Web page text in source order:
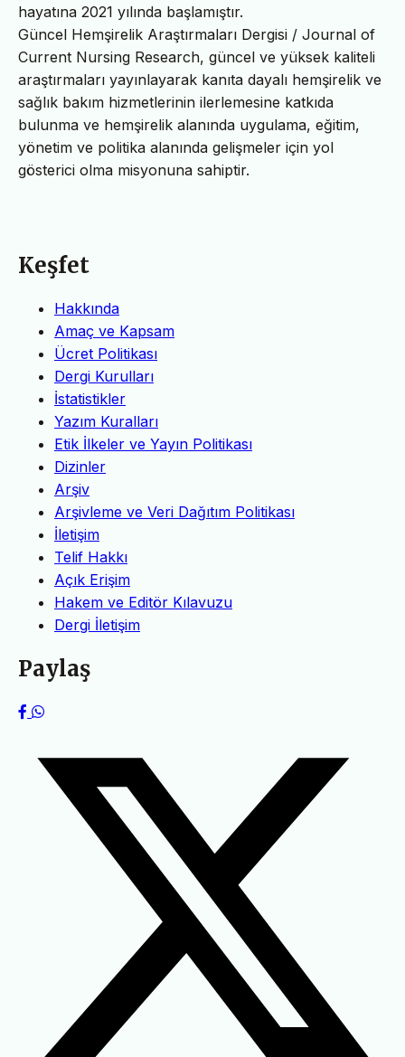
hayatına 2021 yılında başlamıştır.
Güncel Hemşirelik Araştırmaları Dergisi / Journal of
Current Nursing Research, güncel ve yüksek kaliteli
araştırmaları yayınlayarak kanıta dayalı hemşirelik ve
sağlık bakım hizmetlerinin ilerlemesine katkıda
bulunma ve hemşirelik alanında uygulama, eğitim,
yönetim ve politika alanında gelişmeler için yol
gösterici olma misyonuna sahiptir.
Keşfet
Hakkında
Amaç ve Kapsam
Ücret Politikası
Dergi Kurulları
İstatistikler
Yazım Kuralları
Etik İlkeler ve Yayın Politikası
Dizinler
Arşiv
Arşivleme ve Veri Dağıtım Politikası
İletişim
Telif Hakkı
Açık Erişim
Hakem ve Editör Kılavuzu
Dergi İletişim
Paylaş